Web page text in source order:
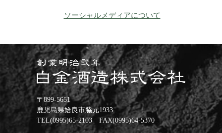
ソーシャルメディアについて
〒899-5651
鹿児島県姶良市脇元1933
TEL(0995)65-2103 FAX(0995)64-5370